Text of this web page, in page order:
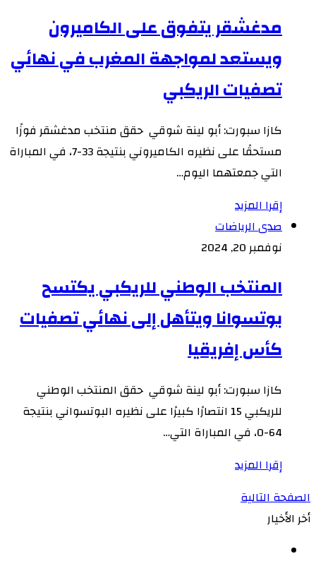
مدغشقر يتفوق على الكاميرون
ويستعد لمواجهة المغرب في نهائي
تصفيات الريكبي
كازا سبورت: أبو لينة شوقي حقق منتخب مدغشقر فوزًا
مستحقًا على نظيره الكاميروني بنتيجة 33-7، في المباراة
التي جمعتهما اليوم…
إقرا المزيد
صدى الرياضات
نوفمبر 20, 2024
المنتخب الوطني للريكبي يكتسح
بوتسوانا ويتأهل إلى نهائي تصفيات
كأس إفريقيا
كازا سبورت: أبو لينة شوقي حقق المنتخب الوطني
للريكبي 15 انتصارًا كبيرًا على نظيره البوتسواني بنتيجة
64-0، في المباراة التي…
إقرا المزيد
الصفحة التالية
أخر الأخيار